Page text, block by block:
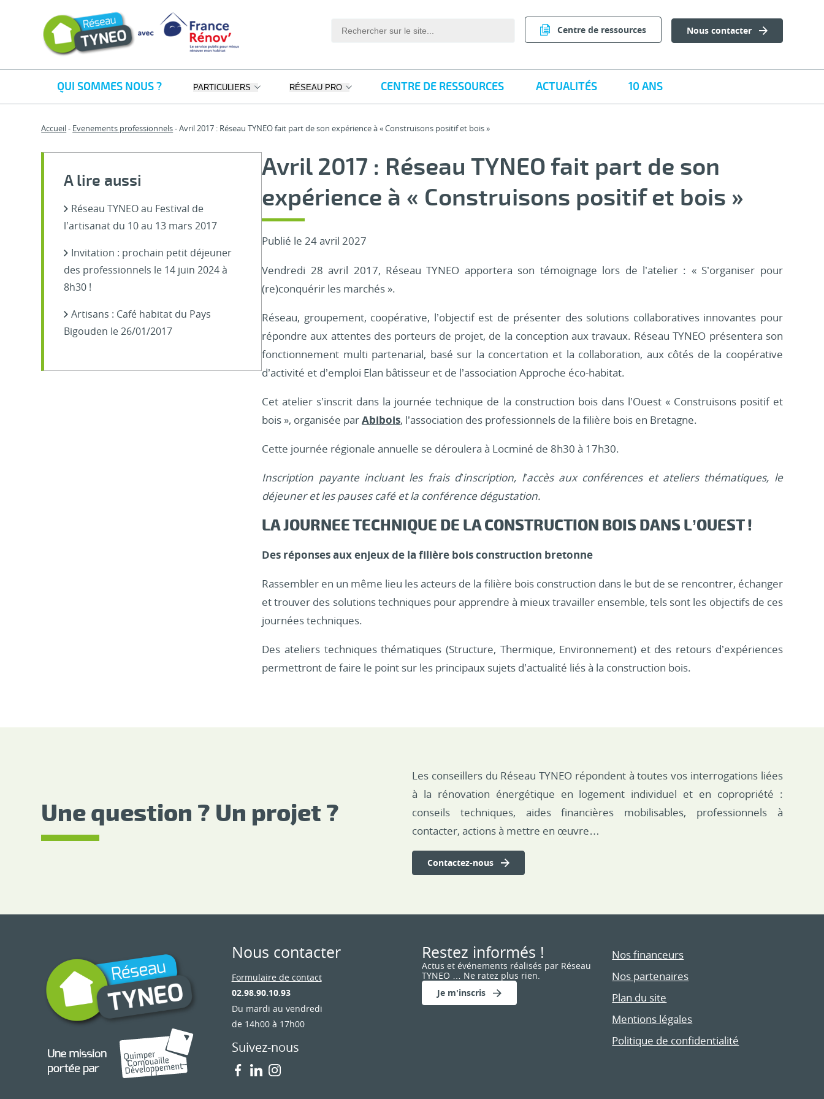
Centre de ressources Nous contacter
QUI SOMMES NOUS ? PARTICULIERS RÉSEAU PRO CENTRE DE RESSOURCES ACTUALITÉS 10 ANS
Accueil Evenements professionnels Avril 2017 : Réseau TYNEO fait part de son expérience à « Construisons positif et bois »
A lire aussi
Réseau TYNEO au Festival de
l’artisanat du 10 au 13 mars 2017
Invitation : prochain petit déjeuner
des professionnels le 14 juin 2024 à
8h30 !
Artisans : Café habitat du Pays
Bigouden le 26/01/2017
Avril 2017 : Réseau TYNEO fait part de son
expérience à « Construisons positif et bois »
Publié le 24 avril 2027
Vendredi 28 avril 2017, Réseau TYNEO apportera son témoignage lors de l’atelier : « S’organiser pour
(re)conquérir les marchés ».
Réseau, groupement, coopérative, l’objectif est de présenter des solutions collaboratives innovantes pour
répondre aux attentes des porteurs de projet, de la conception aux travaux. Réseau TYNEO présentera son
fonctionnement multi partenarial, basé sur la concertation et la collaboration, aux côtés de la coopérative
d’activité et d’emploi Elan bâtisseur et de l’association Approche éco-habitat.
Cet atelier s’inscrit dans la journée technique de la construction bois dans l’Ouest « Construisons positif et
bois », organisée parAbibois, l’association des professionnels de la filière bois en Bretagne.
Cette journée régionale annuelle se déroulera à Locminé de 8h30 à 17h30.
Inscription payante incluant les frais d’inscription, l’accès aux conférences et ateliers thématiques, le
déjeuner et les pauses café et la conférence dégustation.
LA JOURNEE TECHNIQUE DE LA CONSTRUCTION BOIS DANS L’OUEST !
Des réponses aux enjeux de la filière bois construction bretonne
Rassembler en un même lieu les acteurs de la filière bois construction dans le but de se rencontrer, échanger
et trouver des solutions techniques pour apprendre à mieux travailler ensemble, tels sont les objectifs de ces
journées techniques.
Des ateliers techniques thématiques (Structure, Thermique, Environnement) et des retours d’expériences
permettront de faire le point sur les principaux sujets d’actualité liés à la construction bois.
Une question ? Un projet ?
Les conseillers du Réseau TYNEO répondent à toutes vos interrogations liées
à la rénovation énergétique en logement individuel et en copropriété :
conseils techniques, aides financières mobilisables, professionnels à
contacter, actions à mettre en œuvre…
Contactez-nous
Nous contacter
Formulaire de contact
02.98.90.10.93
Du mardi au vendredi
de 14h00 à 17h00
Suivez-nous
Restez informés !
Actus et événements réalisés par Réseau
TYNEO … Ne ratez plus rien.
Je m'inscris
Nos financeurs
Nos partenaires
Plan du site
Mentions légales
Politique de confidentialité